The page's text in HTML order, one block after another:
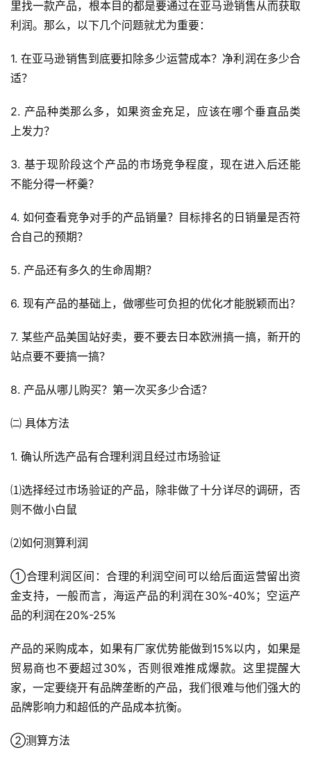
里找一款产品，根本目的都是要通过在亚马逊销售从而获取
利润。那么，以下几个问题就尤为重要：
1. 在亚马逊销售到底要扣除多少运营成本？净利润在多少合
适？
2. 产品种类那么多，如果资金充足，应该在哪个垂直品类
上发力？
3. 基于现阶段这个产品的市场竞争程度，现在进入后还能
不能分得一杯羹？
4. 如何查看竞争对手的产品销量？目标排名的日销量是否符
合自己的预期？
5. 产品还有多久的生命周期？
6. 现有产品的基础上，做哪些可负担的优化才能脱颖而出？
7. 某些产品美国站好卖，要不要去日本欧洲搞一搞，新开的
站点要不要搞一搞？
8. 产品从哪儿购买？第一次买多少合适？
㈡ 具体方法
1. 确认所选产品有合理利润且经过市场验证
⑴选择经过市场验证的产品，除非做了十分详尽的调研，否
则不做小白鼠
⑵如何测算利润
①合理利润区间：合理的利润空间可以给后面运营留出资
金支持，一般而言，海运产品的利润在30%-40%；空运产
品的利润在20%-25%
产品的采购成本，如果有厂家优势能做到15%以内，如果是
贸易商也不要超过30%，否则很难推成爆款。这里提醒大
家，一定要绕开有品牌垄断的产品，我们很难与他们强大的
品牌影响力和超低的产品成本抗衡。
②测算方法